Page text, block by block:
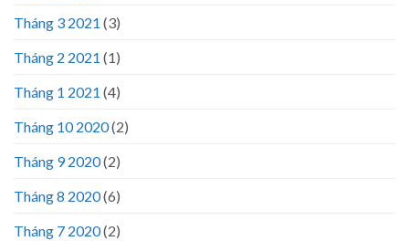
Tháng 3 2021 (3)
Tháng 2 2021 (1)
Tháng 1 2021 (4)
Tháng 10 2020(2)
Tháng 9 2020(2)
Tháng 8 2020(6)
Tháng 7 2020(2)